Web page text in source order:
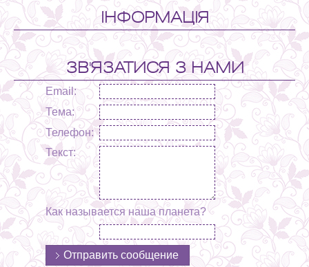
ІНФОРМАЦІЯ
ЗВ'ЯЗАТИСЯ З НАМИ
Email:
Тема:
Телефон:
Текст:
Как называется наша планета?